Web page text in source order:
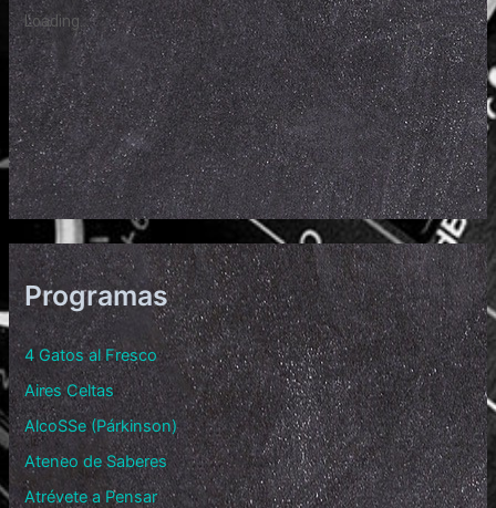
Programas
4 Gatos al Fresco
Aires Celtas
AlcoSSe (Párkinson)
Ateneo de Saberes
Atrévete a Pensar